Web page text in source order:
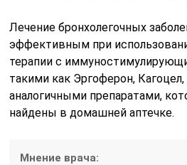
Лечение бронхолегочных
эффективным при
терапии с
такими как Эргоферон,
аналогичными препаратами,
найдены в домашней аптечке.
Мнение врача: